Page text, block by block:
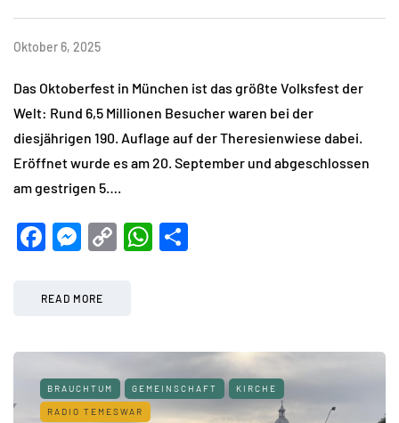
Oktober 6, 2025
Das Oktoberfest in München ist das größte Volksfest der
Welt: Rund 6,5 Millionen Besucher waren bei der
diesjährigen 190. Auflage auf der Theresienwiese dabei.
Eröffnet wurde es am 20. September und abgeschlossen
am gestrigen 5….
Facebook
Messenger
CopyWhatsApp
READ MORE
BRAUCHTUM GEMEINSCHAFT KIRCHE
RADIO TEMESWAR